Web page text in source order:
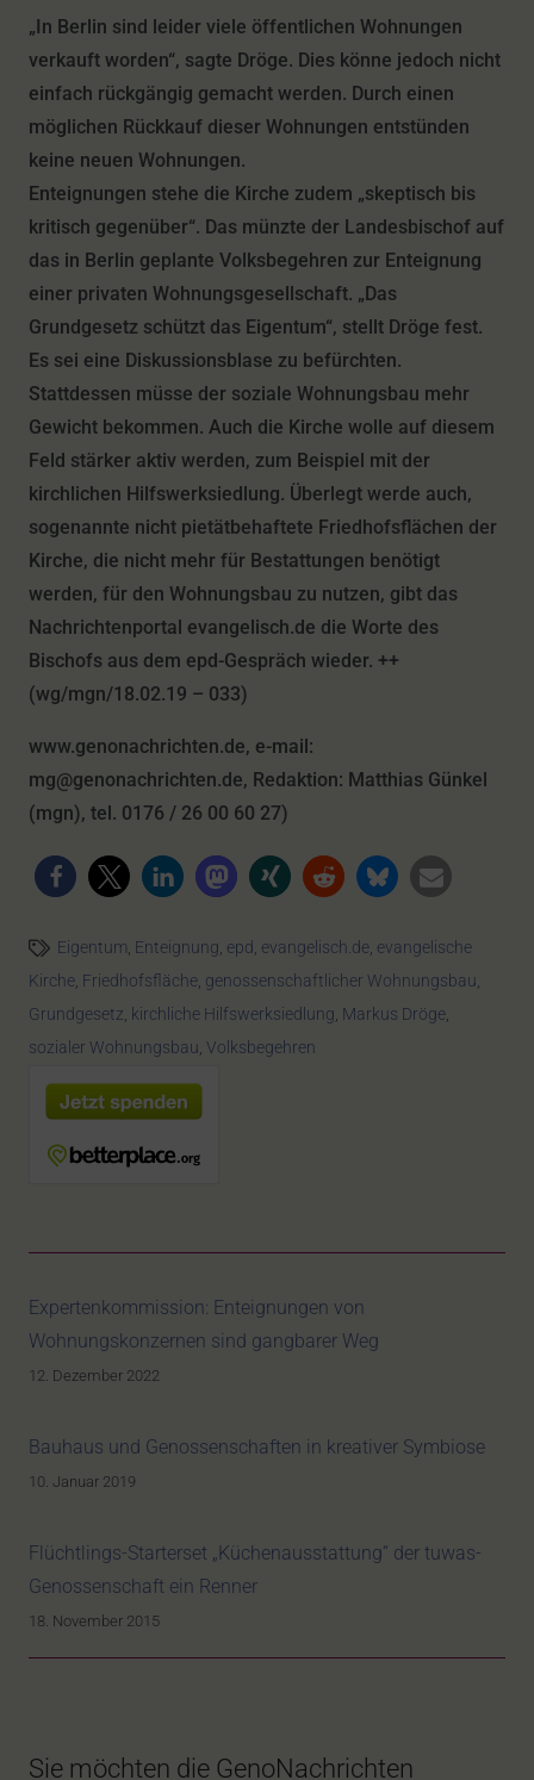
„In Berlin sind leider viele öffentlichen Wohnungen
verkauft worden“, sagte Dröge. Dies könne jedoch nicht
einfach rückgängig gemacht werden. Durch einen
möglichen Rückkauf dieser Wohnungen entstünden
keine neuen Wohnungen.
Enteignungen stehe die Kirche zudem „skeptisch bis
kritisch gegenüber“. Das münzte der Landesbischof auf
das in Berlin geplante Volksbegehren zur Enteignung
einer privaten Wohnungsgesellschaft. „Das
Grundgesetz schützt das Eigentum“, stellt Dröge fest.
Es sei eine Diskussionsblase zu befürchten.
Stattdessen müsse der soziale Wohnungsbau mehr
Gewicht bekommen. Auch die Kirche wolle auf diesem
Feld stärker aktiv werden, zum Beispiel mit der
kirchlichen Hilfswerksiedlung. Überlegt werde auch,
sogenannte nicht pietätbehaftete Friedhofsflächen der
Kirche, die nicht mehr für Bestattungen benötigt
werden, für den Wohnungsbau zu nutzen, gibt das
Nachrichtenportal evangelisch.de die Worte des
Bischofs aus dem epd-Gespräch wieder. ++
(wg/mgn/18.02.19 – 033)
www.genonachrichten.de, e-mail:
mg@genonachrichten.de, Redaktion: Matthias Günkel
(mgn), tel. 0176 / 26 00 60 27)
Eigentum, Enteignung, epd, evangelisch.de, evangelische
Kirche, Friedhofsfläche, genossenschaftlicher Wohnungsbau,
Grundgesetz, kirchliche Hilfswerksiedlung, Markus Dröge,
sozialer Wohnungsbau, Volksbegehren
Expertenkommission: Enteignungen von
Wohnungskonzernen sind gangbarer Weg
12. Dezember 2022
Bauhaus und Genossenschaften in kreativer Symbiose
10. Januar 2019
Flüchtlings-Starterset „Küchenausstattung“ der tuwas-
Genossenschaft ein Renner
18. November 2015
Sie möchten die GenoNachrichten